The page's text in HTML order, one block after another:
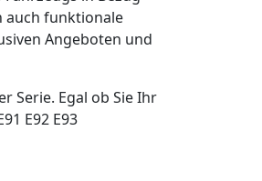
auch funktionale
Angeboten und
Serie. Egal ob Sie Ihr
E92 E93